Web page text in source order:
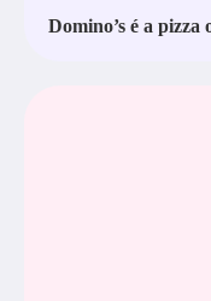
Domino’s é a